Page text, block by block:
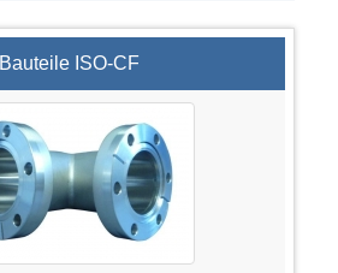
Bauteile ISO-CF